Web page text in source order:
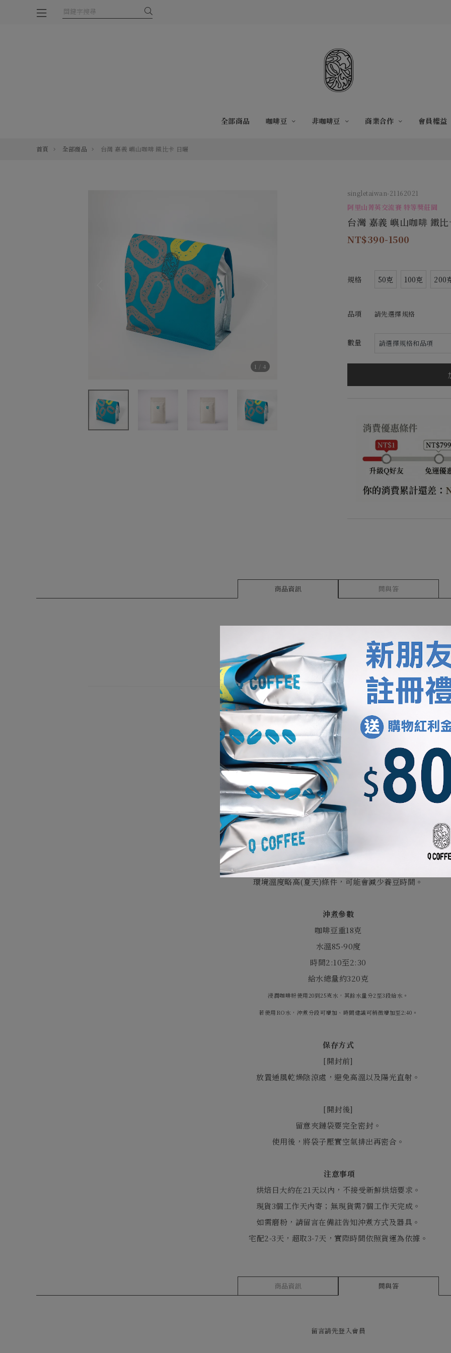
全部商品 咖啡豆 非咖啡豆 商業合作 會員權益
首頁 全部商品 台灣 嘉義 嶼山咖啡 鐵比卡 日曬
1 / 4
singletaiwan-21162021
阿里山菁英交流賽 特等獎莊園
台灣 嘉義 嶼山咖啡 鐵
390-1500
規格 50克 100克 200
品項 請先選擇規格
數量
商品資訊 問與答
台灣 嘉義 竹崎鄉 嶼山咖啡莊園 鐵比卡 日曬
風味參考: 濃郁熟果香氣、糖漬鳳梨、蜂蜜水
我們寫下的風味來自夥伴杯測後的集體感受。
因此，可能會和在家沖煮的環境稍微不一樣，
不同的水質、研磨工具以及個人喜好的沖煮參數，
能夠帶出一款咖啡各種不同的樣貌，
也是手沖咖啡的有趣之處。
杯測水質: 純水再礦化(TDS約10ppm)
杯測磨豆機: Ditting 804 Labsweet
養豆時間
淺烘焙及淺中焙咖啡豆
中烘焙、中深、深烘焙
環境溫度略高(夏天)條件，可能會減少養豆時間。
沖煮參數
咖啡豆重18克
水溫85-90度
時間2:10至2:30
給水總量約320克
浸潤咖啡粉使用20到25克水，其餘水量分2至3段給水。
若使用RO水，沖煮分段可增加、時間建議可稍微增加至2:40。
保存方式
[開封前]
放置通風乾燥陰涼處，避免高溫以及陽光直射。
[開封後]
留意夾鏈袋要完全密封。
使用後，將袋子壓實空氣排出再密合。
注意事項
烘焙日大約在21天以內，不接受新鮮烘焙要求。
現貨3個工作天內寄；無現貨需7個工作天完成。
如需磨粉，請留言在備註告知沖煮方式及器具。
宅配2-3天，超取3-7天，實際時間依照貨運為依據。
商品資訊 問與答
留言請先登入會員